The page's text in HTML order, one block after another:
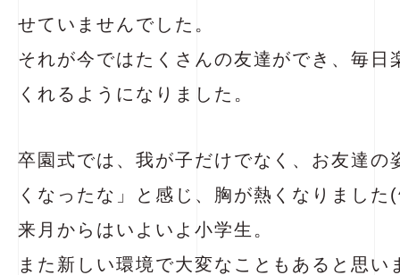
せていませんでした。
それが今ではたくさんの友達ができ、毎日
くれるようになりました。
卒園式では、我が子だけでなく、お友達の
くなったな」と感じ、胸が熱くなりました
来月からはいよいよ小学生。
また新しい環境で大変なこともあると思い